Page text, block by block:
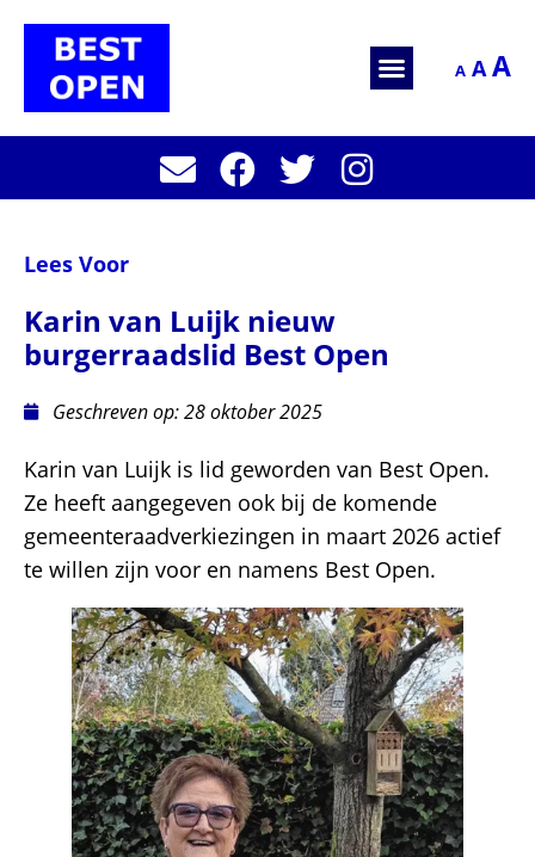
A A A
Lees Voor
Karin van Luijk nieuw
burgerraadslid Best Open
Geschreven op:28 oktober 2025
Karin van Luijk is lid geworden van Best Open.
Ze heeft aangegeven ook bij de komende
gemeenteraadverkiezingen in maart 2026 actief
te willen zijn voor en namens Best Open.